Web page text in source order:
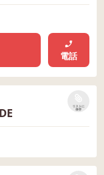
電話
リストに
保存